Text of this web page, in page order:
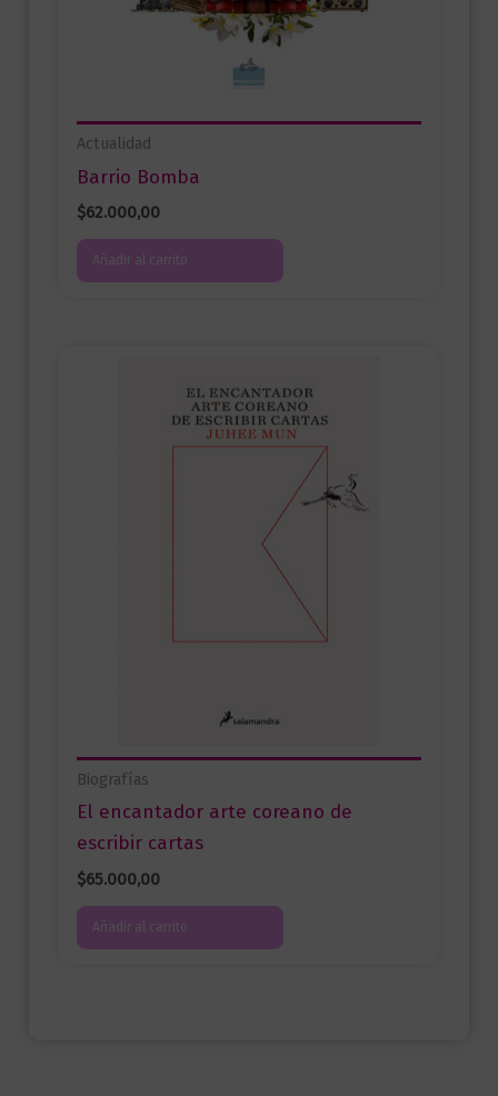
Actualidad
Barrio Bomba
$62.000,00
Añadir al carrito
Biografías
El encantador arte coreano de
escribir cartas
$65.000,00
Añadir al carrito